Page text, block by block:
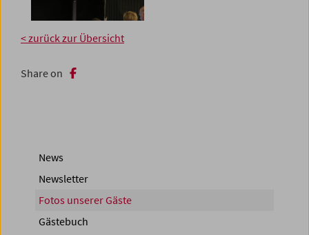
< zurück zur Übersicht
Share on
News
Newsletter
Fotos unserer Gäste
Gästebuch